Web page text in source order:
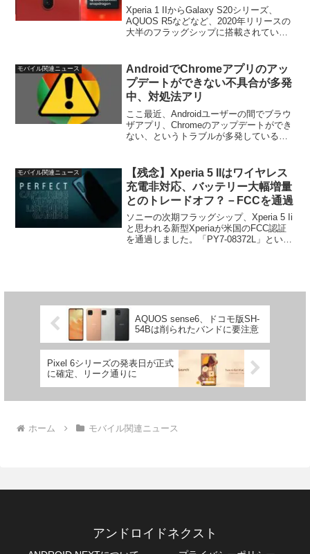
を記録！
Xperia 1 IIからGalaxy S20シリーズ、
AQUOS R5などなど、2020年リリースの
大半のフラッグシップに搭載されている
Antutuベンチス...
モバイル関連ニュース
AndroidでChromeアプリのアッ
プデートができない不具合が多発
中、対処法アリ
ここ最近、Androidユーザーの間でブラウ
ザアプリ、Chromeのアップデートができ
ない、というトラブルが多発している模
ム」を開くと「アップデート保留中」欄
にChr...
モバイル関連ニュース
【残念】Xperia 5 IIはワイヤレス
充電非対応、バッテリー大幅増量
とのトレードオフ？－FCCを通過
ソニーの次期フラッグシップ、Xperia 5 Ii
と思われる新型Xperiaが米国のFCC認証
を通過しました。「PY7-08372L」という
AQUOS sense6、ドコモ版SH-
54Bは削られたバンドに要注意
Pixel 6シリーズの発表日が正式
に確定、リーク通りに
ホーム モバイル関連ニュース
アンドロイドネクスト